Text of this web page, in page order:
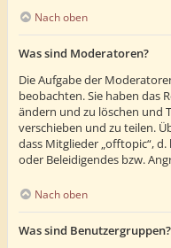
Nach oben
Was sind Moderatoren?
Die Aufgabe der
beobachten. Sie haben das
ändern und zu löschen und
verschieben und zu teilen.
dass Mitglieder „offtopic“,
oder Beleidigendes bzw.
Nach oben
Was sind Benutzergruppen?